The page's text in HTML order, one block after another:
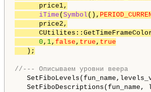
price1,
iTime ( Symbol (),
price2,
0 , 1, false , true , true
);
//--- Описываем уровни веера
SetFiboDescriptions(fun_name,